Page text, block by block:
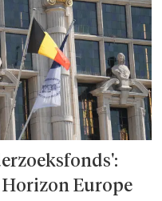
Europe